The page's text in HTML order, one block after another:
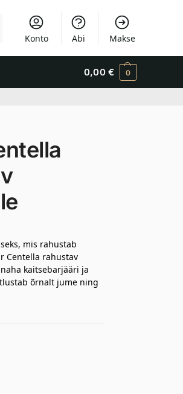
Konto Abi Makse
0,00 € 0
mis rahustab
Centella rahustav
kaitsebarjääri ja
õrnalt jume ning